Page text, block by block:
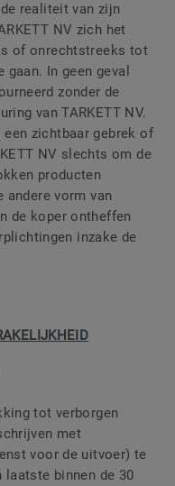
realiteit van zijn
NV zich het
of onrechtstreeks tot
In geen geval
zonder de
van TARKETT NV.
een zichtbaar gebrek of
NV slechts om de
producten
vorm van
de koper ontheffen
inzake de
tot verborgen
met
voor de uitvoer) te
laatste binnen de 30